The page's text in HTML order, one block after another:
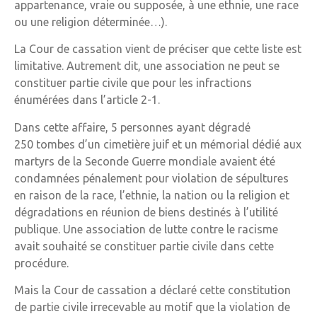
appartenance, vraie ou supposée, à une ethnie, une race
ou une religion déterminée…).
La Cour de cassation vient de préciser que cette liste est
limitative. Autrement dit, une association ne peut se
constituer partie civile que pour les infractions
énumérées dans l’article 2-1.
Dans cette affaire, 5 personnes ayant dégradé
250 tombes d’un cimetière juif et un mémorial dédié aux
martyrs de la Seconde Guerre mondiale avaient été
condamnées pénalement pour violation de sépultures
en raison de la race, l’ethnie, la nation ou la religion et
dégradations en réunion de biens destinés à l’utilité
publique. Une association de lutte contre le racisme
avait souhaité se constituer partie civile dans cette
procédure.
Mais la Cour de cassation a déclaré cette constitution
de partie civile irrecevable au motif que la violation de